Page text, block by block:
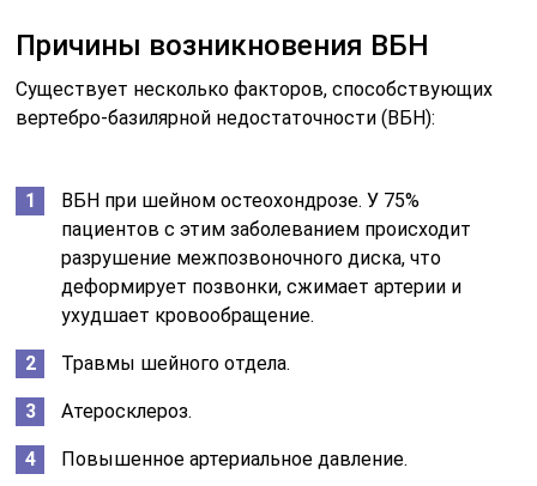
Причины возникновения ВБН
Существует несколько факторов, способствующих
вертебро-базилярной недостаточности (ВБН):
ВБН при шейном остеохондрозе. У 75%
пациентов с этим заболеванием происходит
разрушение межпозвоночного диска, что
деформирует позвонки, сжимает артерии и
ухудшает кровообращение.
Травмы шейного отдела.
Атеросклероз.
Повышенное артериальное давление.